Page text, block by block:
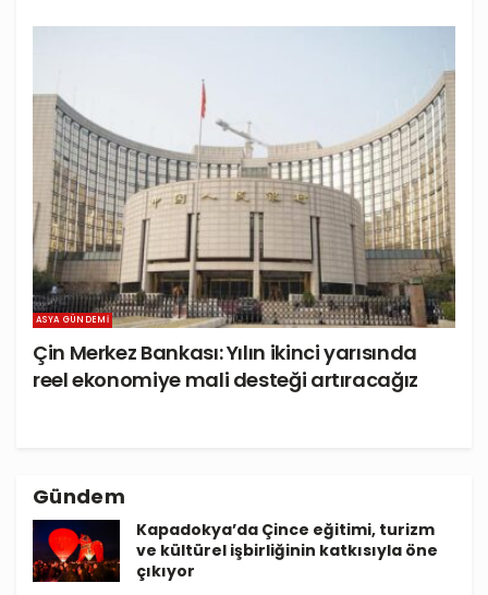
ASYA GÜNDEMI
Çin Merkez Bankası: Yılın ikinci yarısında
reel ekonomiye mali desteği artıracağız
Gündem
Kapadokya’da Çince eğitimi, turizm
ve kültürel işbirliğinin katkısıyla öne
çıkıyor